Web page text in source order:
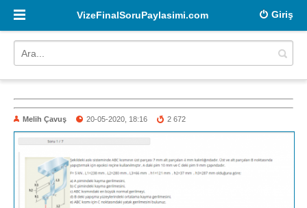
Giriş
VizeFinalSoruPaylasimi.com
Melih Çavuş 20-05-2020, 18:16 2 672